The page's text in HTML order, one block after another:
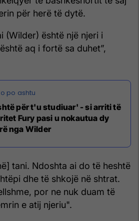
për herë të dytë.
(Wilder) është një njeri i
aq i fortë sa duhet”,
për t'u studiuar' - si arriti të
Fury pasi u nokautua dy
nga Wilder
tani. Ndoshta ai do të heshtë
dhe të shkojë në shtrat.
por ne nuk duam të
e atij njeriu".